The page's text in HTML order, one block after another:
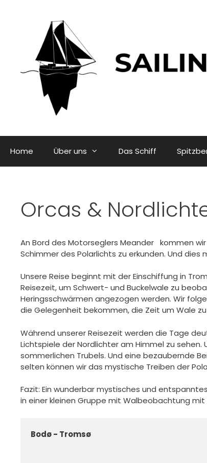
Home Über uns Das Schiff
Orcas &
An Bord des Motorseglers Meander kommen
Schimmer des Polarlichts zu erkunden. Und
Unsere Reise beginnt mit der Einschiffung in
Reisezeit, um Schwert- und Buckelwale zu
Heringsschwärmen angezogen werden. Wir
die Gelegenheit bekommen, die Zeit um Wale
Während unserer Reisezeit werden die Tage
Lichtspiele der Nordlichter am Himmel zu
sommerlichen Trubels. Und eine bezaubernde
selten können wir das mystische Treiben der
Fazit: Ein wunderbar mystisches und
in einer kleinen Gruppe mit Walbeobachtung
Bodø - Tromsø